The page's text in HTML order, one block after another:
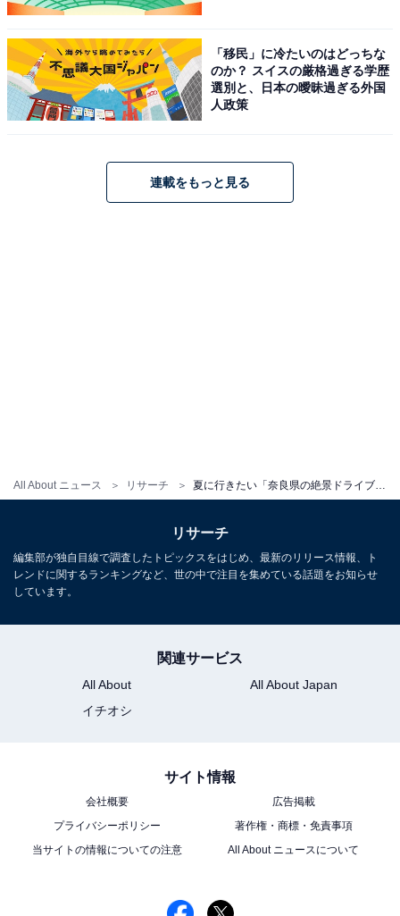
All About ニュース リサーチ
1 2
「移民」に冷たいのはどっちな
のか？ スイスの厳格過ぎる学歴
選別と、日本の曖昧過ぎる外国
人政策
連載をもっと見る
リサーチ
編集部が独自目線で調査したトピックスをはじめ、最新のリリース情報、ト
レンドに関するランキングなど、世の中で注目を集めている話題をお知らせ
しています。
関連サービス
All About
All About Japan
イチオシ
サイト情報
会社概要
広告掲載
プライバシーポリシー
著作権・商標・免責事項
当サイトの情報についての注意
All About ニュースについて